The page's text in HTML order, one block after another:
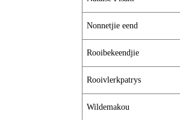
Nonnetjie eend
Rooibekeendjie
Rooivlerkpatrys
Wildemakou